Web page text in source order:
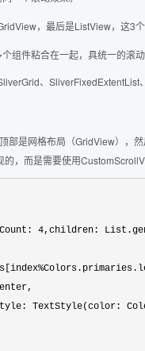
，最后是ListView，这3
组件粘合在一起，具统一的滚动
、SliverFixedExtentList
部是网格布局（GridView），
，而是需要使用
4,children:
%
TextStyle(color: